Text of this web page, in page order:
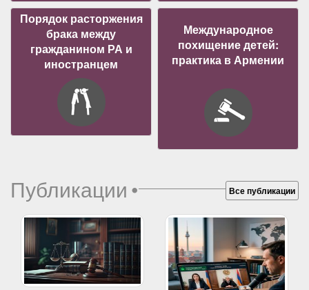
Порядок расторжения
брака между
гражданином РА и
иностранцем
Международное
похищение детей:
практика в Армении
Публикации• Все публикации